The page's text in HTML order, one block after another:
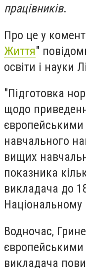
працівників.
Про це у
Життя"
освіти і науки
"Підготовка
щодо
навчального
вищих
показника
викладача до
Національному
Водночас,
викладача